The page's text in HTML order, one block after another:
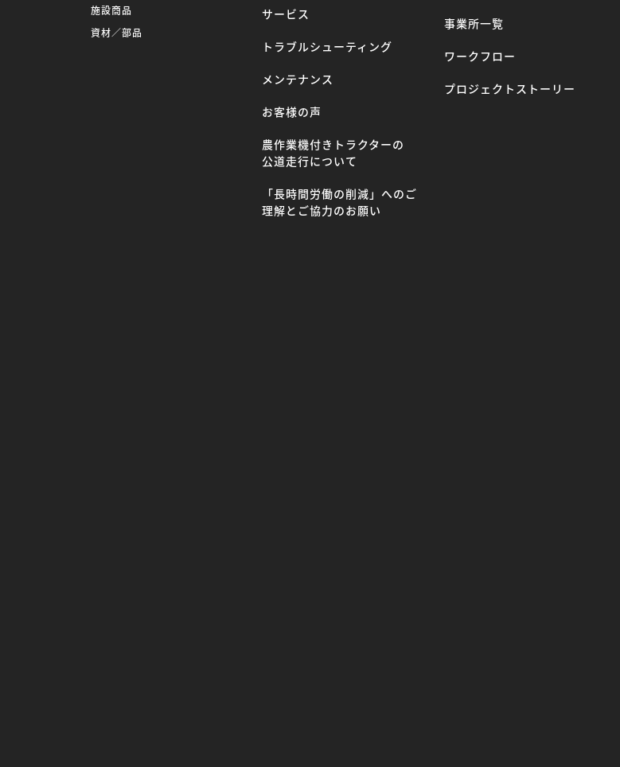
施設商品
資材／部品
サービス
トラブルシューティング
メンテナンス
お客様の声
農作業機付きトラクターの
公道走行について
「長時間労働の削減」へのご
理解とご協力のお願い
事業所一覧
ワークフロー
プロジェクトストーリー